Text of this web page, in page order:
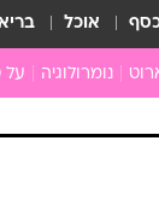
אוכל
נומרולוגיה על